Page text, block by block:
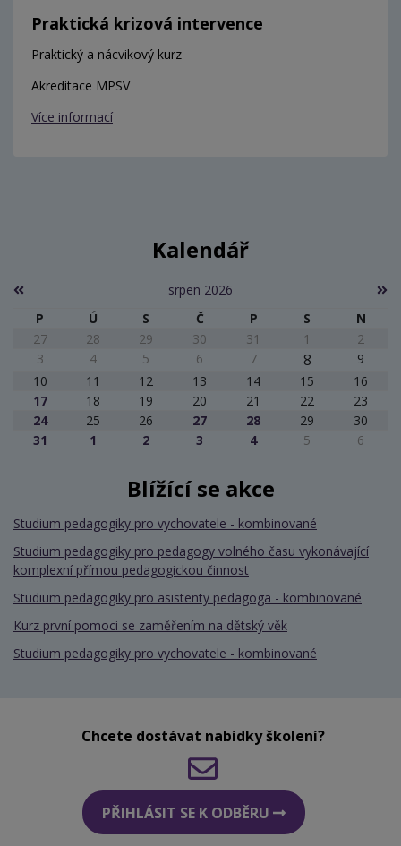
Praktická krizová intervence
Praktický a nácvikový kurz
Akreditace MPSV
Více informací
Kalendář
srpen 2026
P
Ú S Č P S
N
27
28 29 30 31 1
2
3
4 5 6 7 8
9
10
11 12 13 14 15
16
17
18 19 20 21 22
23
24
25 26 27 28 29
30
31
1 2 3 4 5 6
Blížící se akce
Studium pedagogiky pro vychovatele - kombinované
Studium pedagogiky pro pedagogy volného času vykonávající
komplexní přímou pedagogickou činnost
Studium pedagogiky pro asistenty pedagoga - kombinované
Kurz první pomoci se zaměřením na dětský věk
Studium pedagogiky pro vychovatele - kombinované
Chcete dostávat nabídky školení?
PŘIHLÁSIT SE K ODBĚRU